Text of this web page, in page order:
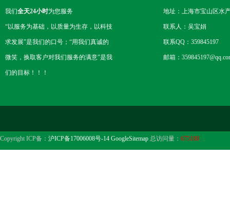
我们全天24小时为您服务
“以服务为基础，以质量为生存，以科技
求发展”是我们的口号；“用我们真诚的
微笑，换取客户对我们服务的满意”是我
们的目标！！！
地址：上海市宝山区水
联系人：吴宝娟
联系QQ：359845197
邮箱：
Copyright ICP备： 沪ICP备17006008号-14 GoogleSitemap 总访问量： 675188